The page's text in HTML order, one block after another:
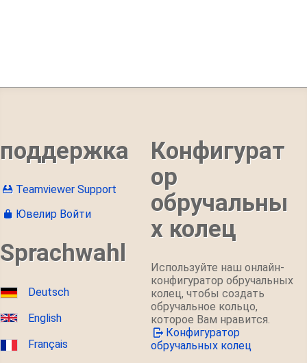
поддержка
Teamviewer Support
Ювелир Войти
Sprachwahl
Deutsch
English
Français
Конфигурат
ор
обручальны
х колец
Используйте наш онлайн-
конфигуратор обручальных
колец, чтобы создать
обручальное кольцо,
которое Вам нравится.
Конфигуратор
обручальных колец